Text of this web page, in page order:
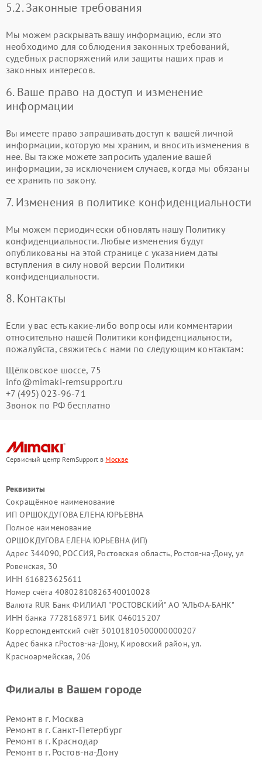
5.2. Законные требования
Мы можем раскрывать вашу информацию, если это
необходимо для соблюдения законных требований,
судебных распоряжений или защиты наших прав и
законных интересов.
6. Ваше право на доступ и изменение
информации
Вы имеете право запрашивать доступ к вашей личной
информации, которую мы храним, и вносить изменения в
нее. Вы также можете запросить удаление вашей
информации, за исключением случаев, когда мы обязаны
ее хранить по закону.
7. Изменения в политике конфиденциальности
Мы можем периодически обновлять нашу Политику
конфиденциальности. Любые изменения будут
опубликованы на этой странице с указанием даты
вступления в силу новой версии Политики
конфиденциальности.
8. Контакты
Если у вас есть какие-либо вопросы или комментарии
относительно нашей Политики конфиденциальности,
пожалуйста, свяжитесь с нами по следующим контактам:
Щёлковское шоссе, 75
info@mimaki-remsupport.ru
+7 (495) 023-96-71
Звонок по РФ бесплатно
Сервисный центр RemSupport в Москве
Реквизиты
Сокращённое наименование
ИП ОРШОКДУГОВА ЕЛЕНА ЮРЬЕВНА
Полное наименование
ОРШОКДУГОВА ЕЛЕНА ЮРЬЕВНА (ИП)
Адрес 344090, РОССИЯ, Ростовская область, Ростов-на-Дону, ул
Ровенская, 30
ИНН 616823625611
Номер счёта 40802810826340010028
Валюта RUR Банк ФИЛИАЛ "РОСТОВСКИЙ" АО "АЛЬФА-БАНК"
ИНН банка 7728168971 БИК 046015207
Корреспондентский счёт 30101810500000000207
Адрес банка г.Ростов-на-Дону, Кировский район, ул.
Красноармейская, 206
Филиалы в Вашем городе
Ремонт в г. Москва
Ремонт в г. Санкт-Петербург
Ремонт в г. Краснодар
Ремонт в г. Ростов-на-Дону